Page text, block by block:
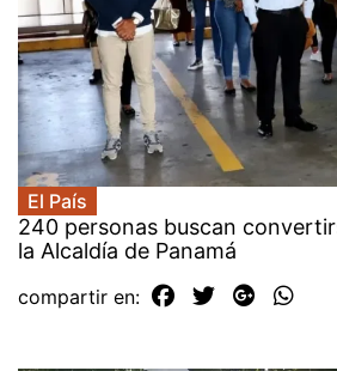
El País
240 personas buscan
la Alcaldía de Panamá
compartir en: